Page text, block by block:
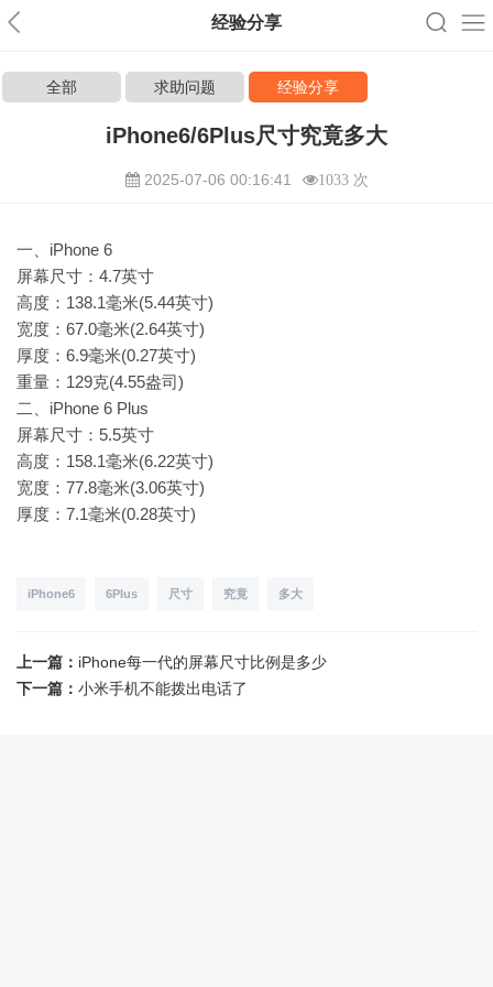
经验分享
全部 求助问题 经验分享
iPhone6/6Plus尺寸究竟多大
2025-07-06 00:16:41 1033 次
一、iPhone 6
屏幕尺寸：4.7英寸
高度：138.1毫米(5.44英寸)
宽度：67.0毫米(2.64英寸)
厚度：6.9毫米(0.27英寸)
重量：129克(4.55盎司)
二、iPhone 6 Plus
屏幕尺寸：5.5英寸
高度：158.1毫米(6.22英寸)
宽度：77.8毫米(3.06英寸)
厚度：7.1毫米(0.28英寸)
iPhone6 6Plus 尺寸 究竟 多大
上一篇： iPhone每一代的屏幕尺寸比例是多少
下一篇： 小米手机不能拨出电话了